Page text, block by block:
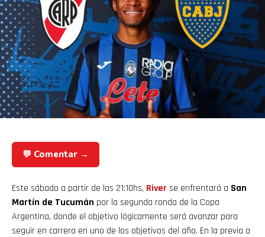
💬 Comentar →
Este sábado a partir de las 21:10hs, Riverse enfrentará a San
Martín de Tucumán por la segunda ronda de la Copa
Argentina, donde el objetivo lógicamente será avanzar para
seguir en carrera en uno de los objetivos del año. En la previa a